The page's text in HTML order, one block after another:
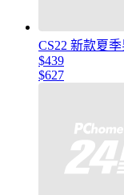
CS22 新款夏
$439
$627